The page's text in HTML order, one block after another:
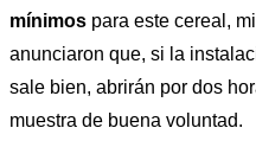
mínimos para este cereal,
anunciaron que, si la
sale bien, abrirán por dos
muestra de buena voluntad.